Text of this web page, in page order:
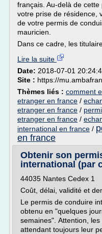
français. Au-delà de
votre prise de résidence,
de votre permis de
mauricien.
Dans ce cadre, les
Lire la suite
Date: 2018-07-01
Site : https://
Thèmes liés : comment
etranger en france /
etranger en france /
etranger en france /
international en france /
en france
Obtenir son
international (par
44035 Nantes Cedex 1
Coût, délai, validité et
Le permis de conduire
obtenu en "quelques
semaines". Attention,
attendant toujours leur